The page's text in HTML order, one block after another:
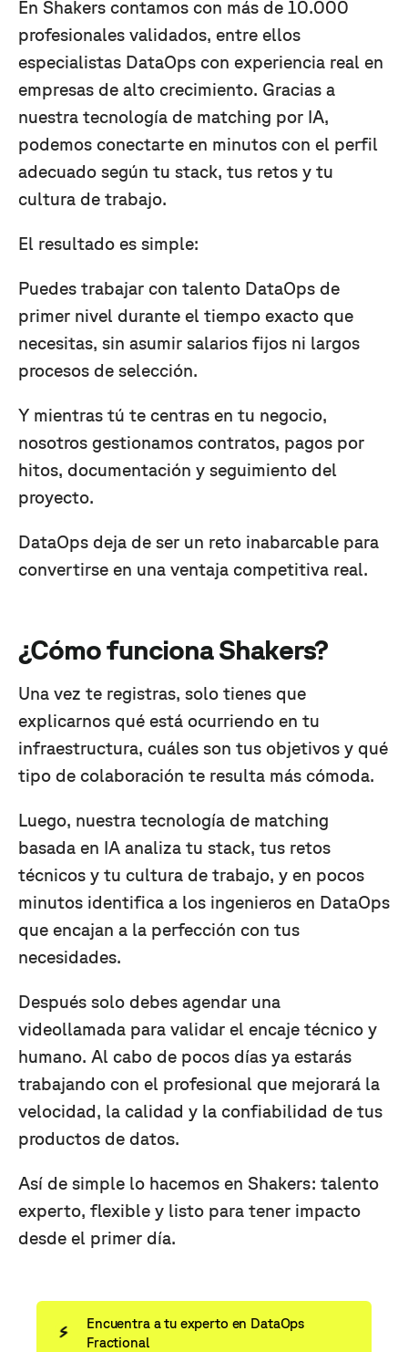
En Shakers contamos con más de 10.000
profesionales validados, entre ellos
especialistas DataOps con experiencia real en
empresas de alto crecimiento. Gracias a
nuestra tecnología de matching por IA,
podemos conectarte en minutos con el perfil
adecuado según tu stack, tus retos y tu
cultura de trabajo.
El resultado es simple:
Puedes trabajar con talento DataOps de
primer nivel durante el tiempo exacto que
necesitas, sin asumir salarios fijos ni largos
procesos de selección.
Y mientras tú te centras en tu negocio,
nosotros gestionamos contratos, pagos por
hitos, documentación y seguimiento del
proyecto.
DataOps deja de ser un reto inabarcable para
convertirse en una ventaja competitiva real.
¿Cómo funciona Shakers?
Una vez te registras, solo tienes que
explicarnos qué está ocurriendo en tu
infraestructura, cuáles son tus objetivos y qué
tipo de colaboración te resulta más cómoda.
Luego, nuestra tecnología de matching
basada en IA analiza tu stack, tus retos
técnicos y tu cultura de trabajo, y en pocos
minutos identifica a los ingenieros en DataOps
que encajan a la perfección con tus
necesidades.
Después solo debes agendar una
videollamada para validar el encaje técnico y
humano. Al cabo de pocos días ya estarás
trabajando con el profesional que mejorará la
velocidad, la calidad y la confiabilidad de tus
productos de datos.
Así de simple lo hacemos en Shakers: talento
experto, flexible y listo para tener impacto
desde el primer día.
Encuentra a tu experto en DataOps
Fractional